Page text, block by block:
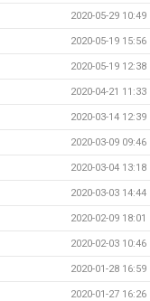
2020-05-29 10:49
2020-05-19 15:56
2020-05-19 12:38
2020-04-21 11:33
2020-03-14 12:39
2020-03-09 09:46
2020-03-04 13:18
2020-03-03 14:44
2020-02-09 18:01
2020-02-03 10:46
2020-01-28 16:59
2020-01-27 16:26